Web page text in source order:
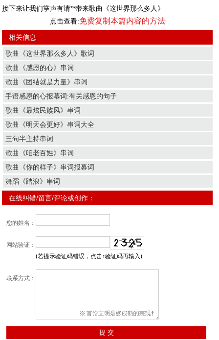
接下来让我们掌声有请**带来歌曲《这世界那么多人》
点击查看:免费复制本篇内容的方法
相关信息
歌曲《这世界那么多人》歌词
歌曲《感恩的心》串词
歌曲《团结就是力量》串词
手语感恩的心报幕词:有关感恩的句子
歌曲《最炫民族风》串词
歌曲《明天会更好》串词大全
三句半主持串词
歌曲《咱老百姓》串词
歌曲《你的样子》串词报幕词
舞蹈《踏浪》串词
在线纠错/留言/评论或创作：
您的姓名：
网站验证：
(若提示验证码错误，点击↑验证码再输入)
联系方式：